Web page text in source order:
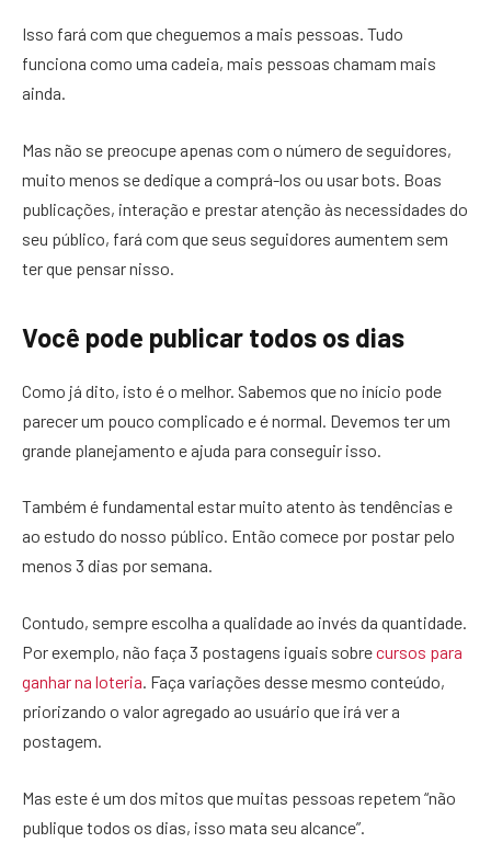
Isso fará com que cheguemos a mais pessoas. Tudo
funciona como uma cadeia, mais pessoas chamam mais
ainda.
Mas não se preocupe apenas com o número de seguidores,
muito menos se dedique a comprá-los ou usar bots. Boas
publicações, interação e prestar atenção às necessidades do
seu público, fará com que seus seguidores aumentem sem
ter que pensar nisso.
Você pode publicar todos os dias
Como já dito, isto é o melhor. Sabemos que no início pode
parecer um pouco complicado e é normal. Devemos ter um
grande planejamento e ajuda para conseguir isso.
Também é fundamental estar muito atento às tendências e
ao estudo do nosso público. Então comece por postar pelo
menos 3 dias por semana.
Contudo, sempre escolha a qualidade ao invés da quantidade.
Por exemplo, não faça 3 postagens iguais sobrecursos para
ganhar na loteria. Faça variações desse mesmo conteúdo,
priorizando o valor agregado ao usuário que irá ver a
postagem.
Mas este é um dos mitos que muitas pessoas repetem “não
publique todos os dias, isso mata seu alcance”.